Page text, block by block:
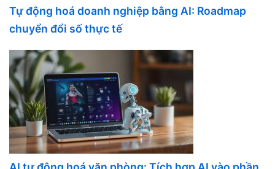
Tự động hoá doanh nghiệp bằng AI: Roadmap
chuyển đổi số thực tế